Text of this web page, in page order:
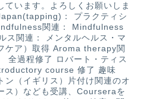
ています。よろしくお願いしま
： プラクティシ
関連： Mindfulness
ス関連： メンタルヘルス・マ
ケア）取得 Aroma therapy関
全過程修了 ロバート・ティス
course 修了 趣味
ン（イギリス）片付け関連のオ
ス）なども受講、Courseraを